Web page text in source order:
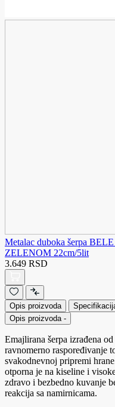
Metalac duboka šerpa
ZELENOM 22cm/5lit
3.649 RSD
Opis proizvoda
Opis proizvoda -
Emajlirana šerpa izrađena
ravnomerno raspoređivanje
svakodnevnoj pripremi
otporna je na kiseline i
zdravo i bezbedno kuvanje
reakcija sa namirnicama.